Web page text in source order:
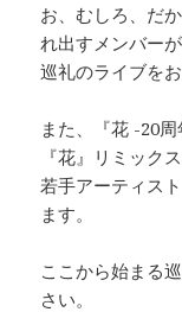
お、むしろ、だ
れ出すメンバー
巡礼のライブをお
また、『花 -20
『花』リミック
若手アーティス
ます。
ここから始まる
さい。